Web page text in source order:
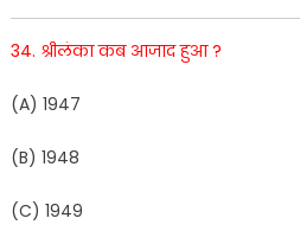
34. श्रीलंकाकब आजादहुआ?
(A) 1947
(B) 1948
(C) 1949